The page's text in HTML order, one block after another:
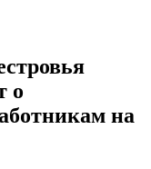
о
на